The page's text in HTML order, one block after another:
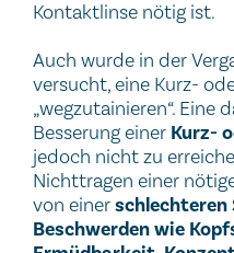
Kontaktlinse nötig ist.
Auch wurde in der
versucht, eine Kurz-
„wegzutainieren“. Eine
Besserung einer Kurz-
jedoch nicht zu
Nichttragen einer
von einer
Beschwerden wie